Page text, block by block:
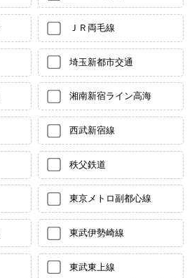
ＪＲ両毛線
埼玉新都市交通
湘南新宿ライン高海
西武新宿線
秩父鉄道
東京メトロ副都心線
東武伊勢崎線
東武東上線